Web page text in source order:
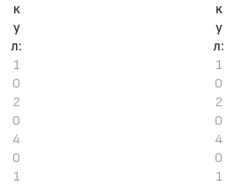
к
у
л:
1
0
2
0
4
0
1
к
у
л:
1
0
2
0
4
0
1